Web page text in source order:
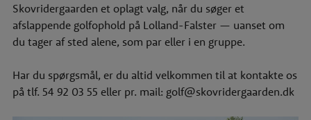
Skovridergaarden et oplagt valg, når du søger et
afslappende golfophold på Lolland-Falster — uanset om
du tager af sted alene, som par eller i en gruppe.
Har du spørgsmål, er du altid velkommen til at kontakte os
på tlf. 54 92 03 55 eller pr. mail: golf@skovridergaarden.dk